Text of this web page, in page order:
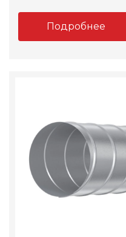
Подробнее